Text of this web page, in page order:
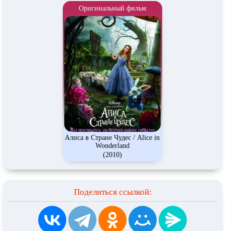
Оригинальный фильм
Алиса в Стране Чудес / Alice in
Wonderland
(2010)
Поделиться ссылкой: